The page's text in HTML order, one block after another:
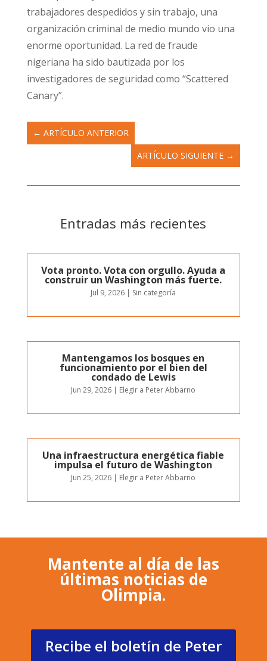
trabajadores despedidos y sin trabajo, una
organización criminal de medio mundo vio una
enorme oportunidad. La red de fraude
nigeriana ha sido bautizada por los
investigadores de seguridad como “Scattered
Canary”.
← ARTÍCULO ANTERIOR
ARTÍCULO SIGUIENTE →
Entradas más recientes
Vota pronto. Vota con orgullo. Ayuda a
construir un Washington más fuerte.
Jul 9, 2026 | Sin categoría
Mantengamos los bosques en
funcionamiento por el bien del
condado de Lewis
Jun 29, 2026 | Elegir a Peter Abbarno
Una infraestructura energética fiable
impulsa el futuro de Washington
Jun 25, 2026 | Elegir a Peter Abbarno
Mantente al día de las
últimas noticias de
Olimpia.
Recibe el boletín de Peter